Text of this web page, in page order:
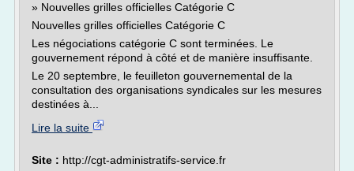
» Nouvelles grilles officielles Catégorie C
Nouvelles grilles officielles Catégorie C
Les négociations catégorie C sont terminées. Le
gouvernement répond à côté et de manière insuffisante.
Le 20 septembre, le feuilleton gouvernemental de la
consultation des organisations syndicales sur les mesures
destinées à...
Lire la suite
Site : http://cgt-administratifs-service.fr